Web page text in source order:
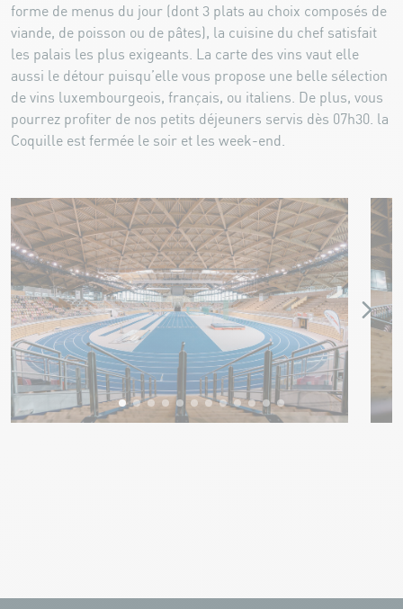
forme de menus du jour (dont 3 plats au choix composés de
viande, de poisson ou de pâtes), la cuisine du chef satisfait
les palais les plus exigeants. La carte des vins vaut elle
aussi le détour puisqu’elle vous propose une belle sélection
de vins luxembourgeois, français, ou italiens. De plus, vous
pourrez profiter de nos petits déjeuners servis dès 07h30. la
Coquille est fermée le soir et les week-end.